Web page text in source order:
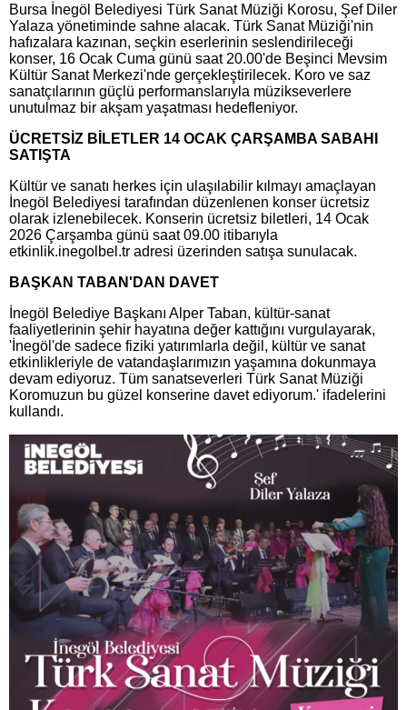
Bursa İnegöl Belediyesi Türk Sanat Müziği Korosu, Şef Diler
Yalaza yönetiminde sahne alacak. Türk Sanat Müziği'nin
hafızalara kazınan, seçkin eserlerinin seslendirileceği
konser, 16 Ocak Cuma günü saat 20.00'de Beşinci Mevsim
Kültür Sanat Merkezi'nde gerçekleştirilecek. Koro ve saz
sanatçılarının güçlü performanslarıyla müzikseverlere
unutulmaz bir akşam yaşatması hedefleniyor.
ÜCRETSİZ BİLETLER 14 OCAK ÇARŞAMBA SABAHI
SATIŞTA
Kültür ve sanatı herkes için ulaşılabilir kılmayı amaçlayan
İnegöl Belediyesi tarafından düzenlenen konser ücretsiz
olarak izlenebilecek. Konserin ücretsiz biletleri, 14 Ocak
2026 Çarşamba günü saat 09.00 itibarıyla
etkinlik.inegolbel.tr adresi üzerinden satışa sunulacak.
BAŞKAN TABAN'DAN DAVET
İnegöl Belediye Başkanı Alper Taban, kültür-sanat
faaliyetlerinin şehir hayatına değer kattığını vurgulayarak,
'İnegöl'de sadece fiziki yatırımlarla değil, kültür ve sanat
etkinlikleriyle de vatandaşlarımızın yaşamına dokunmaya
devam ediyoruz. Tüm sanatseverleri Türk Sanat Müziği
Koromuzun bu güzel konserine davet ediyorum.' ifadelerini
kullandı.